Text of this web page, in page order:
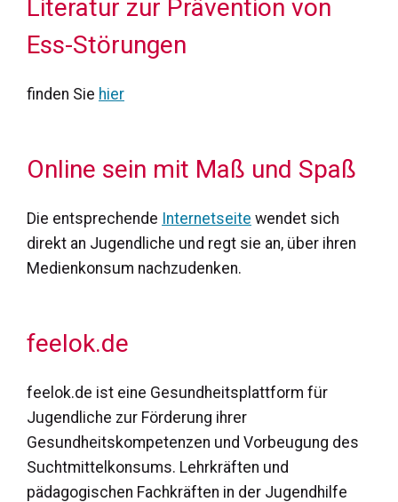
Literatur zur Prävention von
Ess-Störungen
finden Sie hier
Online sein mit Maß und Spaß
Die entsprechende Internetseite wendet sich
direkt an Jugendliche und regt sie an, über ihren
Medienkonsum nachzudenken.
feelok.de
feelok.de ist eine Gesundheitsplattform für
Jugendliche zur Förderung ihrer
Gesundheitskompetenzen und Vorbeugung des
Suchtmittelkonsums. Lehrkräften und
pädagogischen Fachkräften in der Jugendhilfe